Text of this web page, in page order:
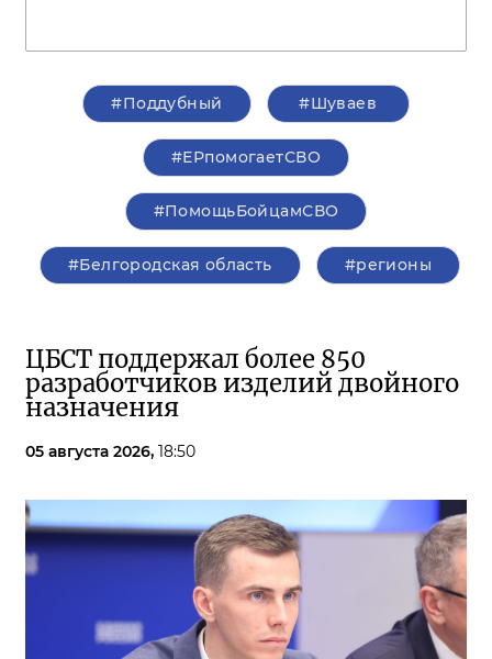
#Поддубный #Шуваев
#ЕРпомогаетСВО
#ПомощьБойцамСВО
#Белгородская область #регионы
ЦБСТ поддержал более 850
разработчиков изделий двойного
назначения
05 августа 2026, 18:50